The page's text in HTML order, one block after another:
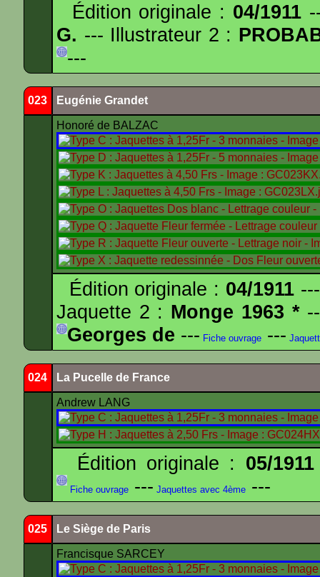
Édition originale : 04/1911
G. --- Illustrateur 2 :
---
023 Eugénie Grandet
Honoré de BALZAC
Édition originale : 04/1911
Jaquette 2 : Monge 1963 *
Georges de --- Fiche ouvrage ---
024 La Pucelle de France
Andrew LANG
Édition originale : 05/1911
Fiche ouvrage --- Jaquettes avec 4ème ---
025 Le Siège de Paris
Francisque SARCEY